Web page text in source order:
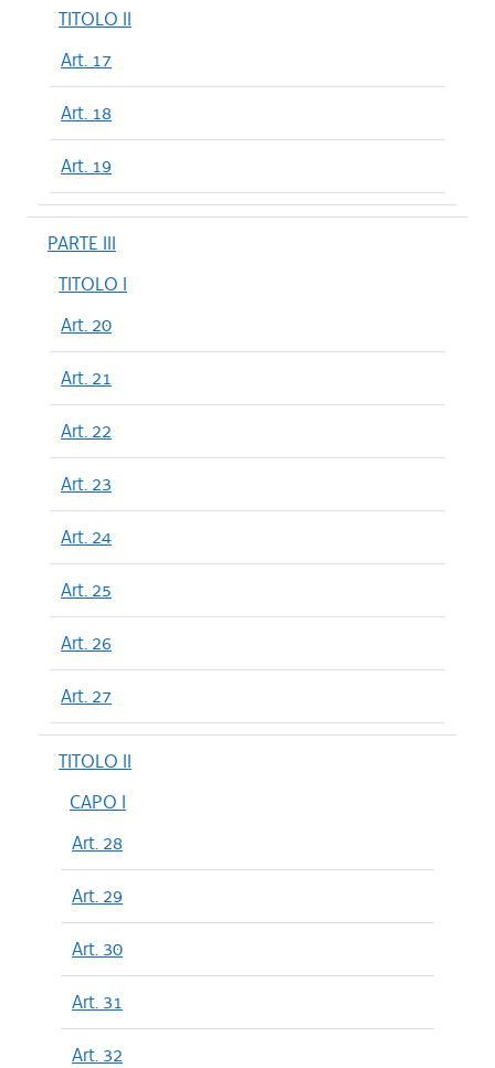
TITOLO II
Art. 17
Art. 18
Art. 19
PARTE III
TITOLO I
Art. 20
Art. 21
Art. 22
Art. 23
Art. 24
Art. 25
Art. 26
Art. 27
TITOLO II
CAPO I
Art. 28
Art. 29
Art. 30
Art. 31
Art. 32